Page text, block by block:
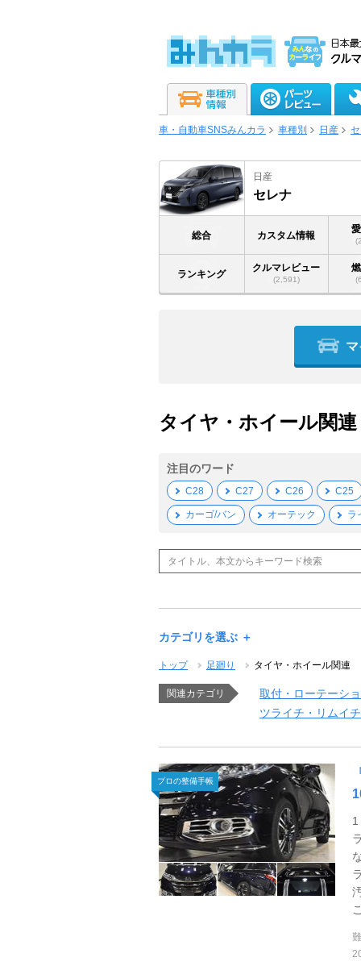
車・自動車SNSみんカラ 車種別 日産
日産
セレナ
総合 カスタム情報
ランキング
クルマレビュー
(2,591)
タイヤ・ホイール関
注目のワード
C28 C27 C26 C25
カーゴ/バン オーテック ラ
カテゴリを選ぶ ＋
トップ 足廻り タイヤ・ホイール関連
関連カテゴリ
取付・ローテーシ
ツライチ・リムイ
プロの整備手帳